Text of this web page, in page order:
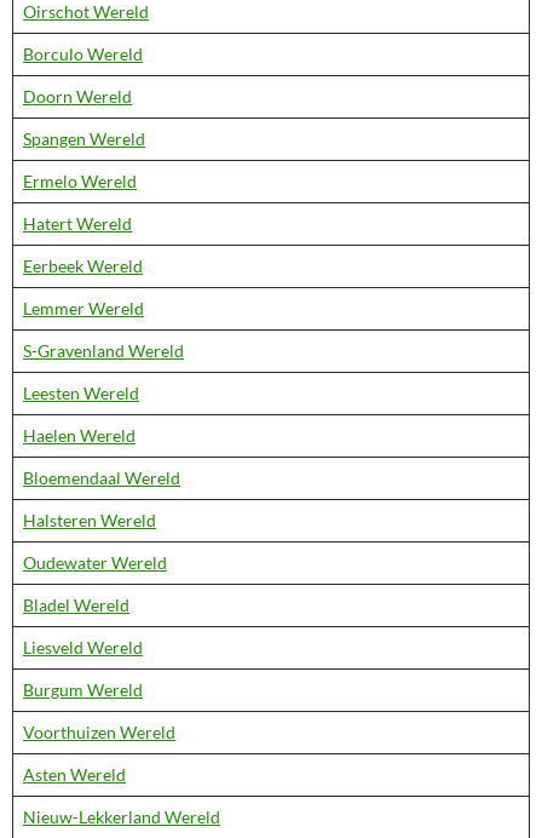
Oirschot Wereld
Borculo Wereld
Doorn Wereld
Spangen Wereld
Ermelo Wereld
Hatert Wereld
Eerbeek Wereld
Lemmer Wereld
S-Gravenland Wereld
Leesten Wereld
Haelen Wereld
Bloemendaal Wereld
Halsteren Wereld
Oudewater Wereld
Bladel Wereld
Liesveld Wereld
Burgum Wereld
Voorthuizen Wereld
Asten Wereld
Nieuw-Lekkerland Wereld